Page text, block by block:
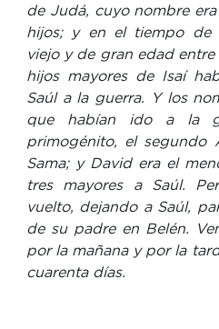
de Judá, cuyo nombre
hijos; y en el tiempo de
viejo y de gran edad
hijos mayores de Isaí
Saúl a la guerra. Y los
que habían ido a la
primogénito, el segundo
Sama; y David era el
tres mayores a Saúl.
vuelto, dejando a Saúl,
de su padre en Belén.
por la mañana y por la
cuarenta días.